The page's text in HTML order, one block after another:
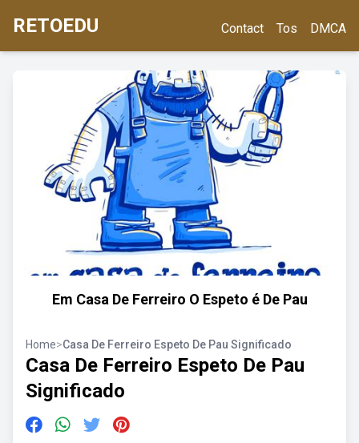
RETOEDU Contact Tos DMCA
Em Casa De Ferreiro O Espeto é De Pau
Home>Casa De Ferreiro Espeto De Pau Significado
Casa De Ferreiro Espeto De Pau
Significado